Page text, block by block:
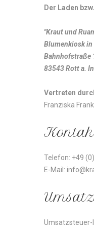
Der Laden
"Kraut und
Blumenkiosk in
Bahnhofstraße
83543 Rott a.
Vertreten
Franziska
Telefon: +49
E-Mail: